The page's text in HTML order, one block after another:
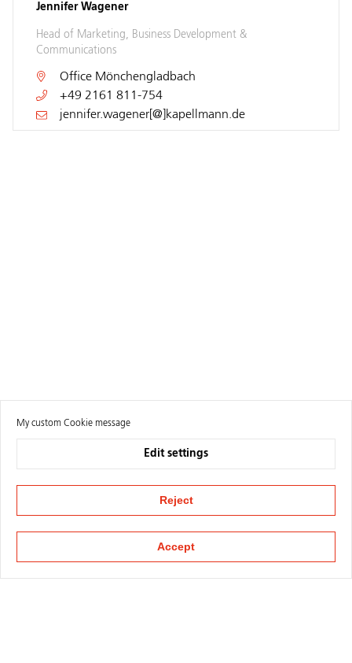
Jennifer Wagener
Head of Marketing, Business Development &
Communications
Office Mönchengladbach
+49 2161 811-754
jennifer.wagener[@]kapellmann.de
My custom Cookie message
Edit settings
Reject
Accept